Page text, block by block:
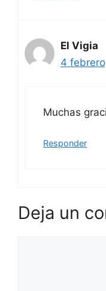
El Vigia
4
Muchas
Responder
Deja un